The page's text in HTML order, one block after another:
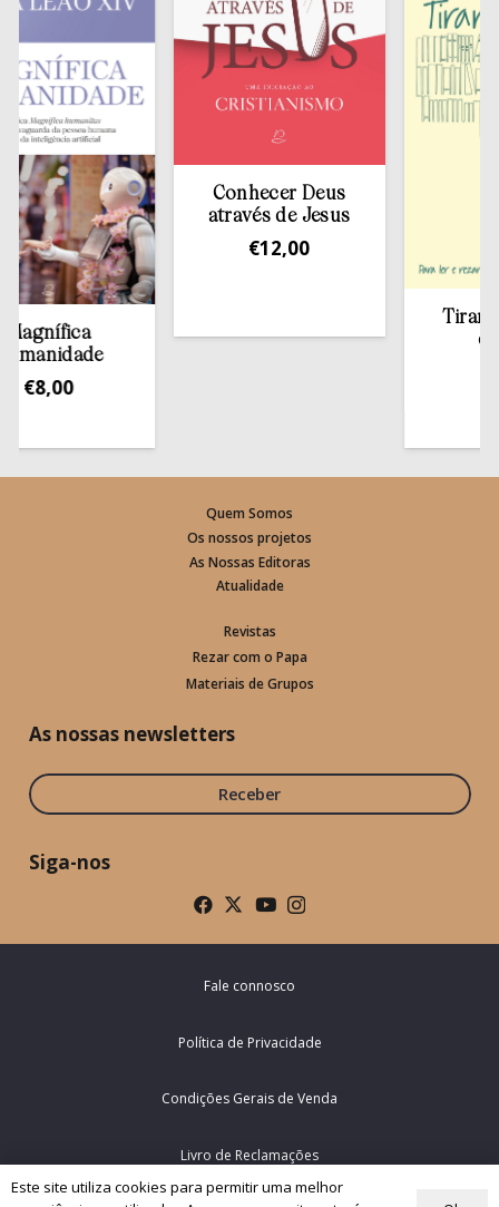
8,00
Conhecer Deus
através de Jesus
12,00
Tirar a
Quem Somos
Os nossos projetos
As Nossas Editoras
Atualidade
Revistas
Rezar com o Papa
Materiais de Grupos
As nossas newsletters
Receber
Siga-nos
Fale connosco
Política de Privacidade
Condições Gerais de Venda
Livro de Reclamações
Este site utiliza cookies para permitir uma melhor